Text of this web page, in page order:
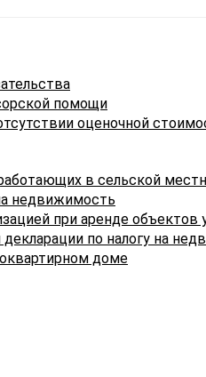
иных капитальных строений
частей по их стоимости,
упрощенную систему
Согласно части первой
Беларусь от 08.01.1998 №
домовладении» (далее -
помощи
оценочной
в сельской
недвижимость
при аренде объектов
по налогу на
доме